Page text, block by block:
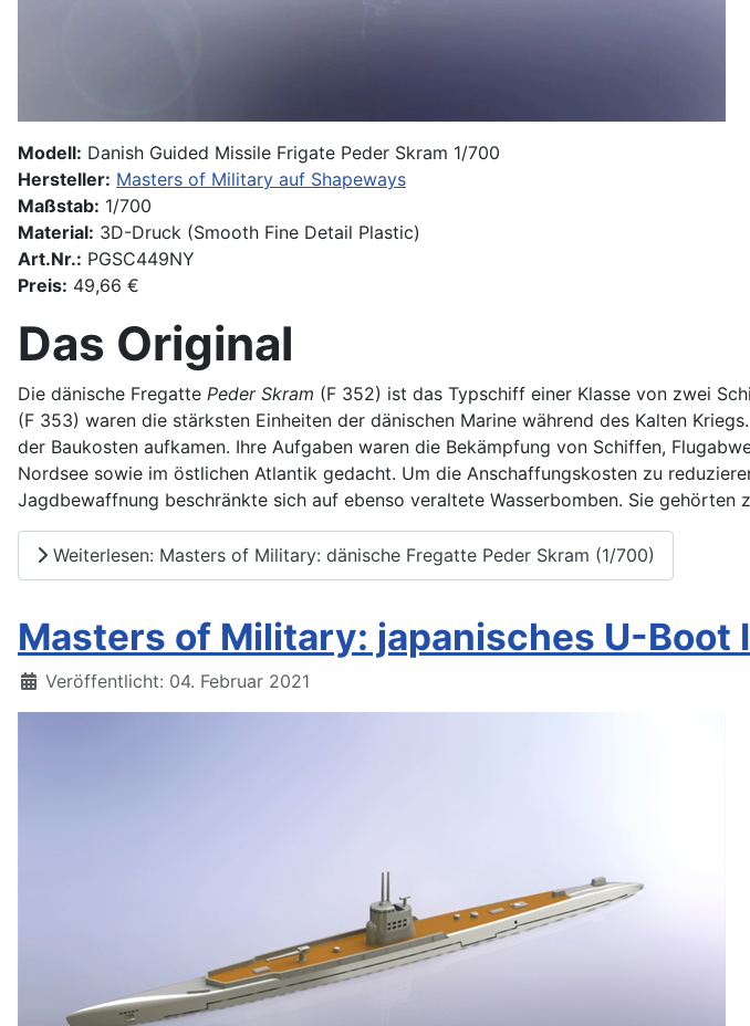
Modell: Danish Guided Missile Frigate Peder Skram 1/700
Hersteller: Masters of Military auf Shapeways
Maßstab: 1/700
Material: 3D-Druck (Smooth Fine Detail Plastic)
Art.Nr.: PGSC449NY
Preis: 49,66 €
Das Original
Die dänische Fregatte Peder Skram (F 352) ist das Typschiff einer Klasse von zwei
(F 353) waren die stärksten Einheiten der dänischen Marine während des Kalten
der Baukosten aufkamen. Ihre Aufgaben waren die Bekämpfung von Schiffen,
Nordsee sowie im östlichen Atlantik gedacht. Um die Anschaffungskosten zu
Jagdbewaffnung beschränkte sich auf ebenso veraltete Wasserbomben. Sie
Weiterlesen: Masters of Military: dänische Fregatte Peder Skram (1/700)
Masters of Military: japanisches U-Boot
Details
Veröffentlicht: 04. Februar 2021